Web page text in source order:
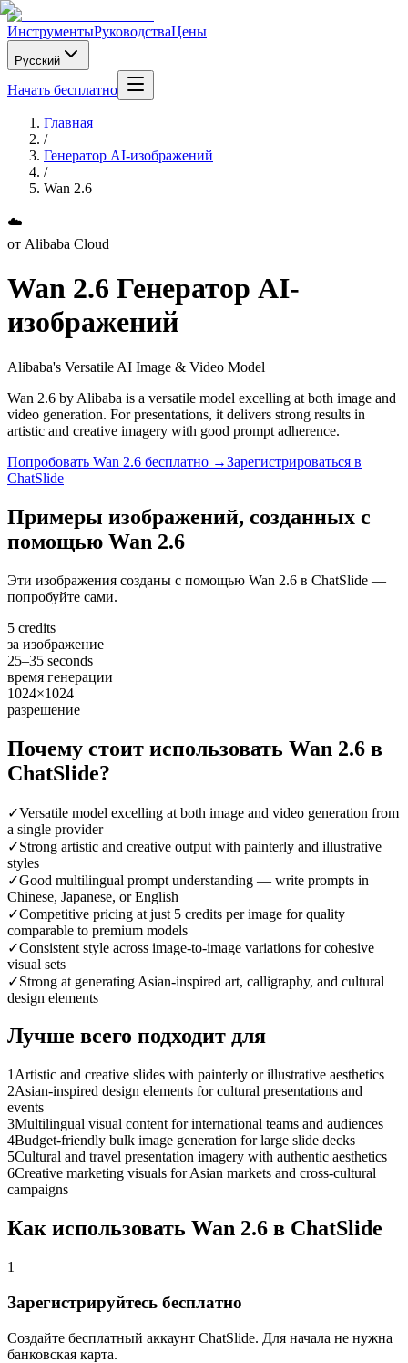
ИнструментыРуководстваЦены
Русский
Начать бесплатно
Главная
/
Генератор AI-изображений
/
Wan 2.6
☁️
от Alibaba Cloud
Wan 2.6 Генератор AI-
изображений
Alibaba's Versatile AI Image & Video Model
Wan 2.6 by Alibaba is a versatile model excelling at both image and
video generation. For presentations, it delivers strong results in
artistic and creative imagery with good prompt adherence.
Попробовать Wan 2.6 бесплатно →Зарегистрироваться в
ChatSlide
Примеры изображений, созданных с
помощью Wan 2.6
Эти изображения созданы с помощью Wan 2.6 в ChatSlide —
попробуйте сами.
5 credits
за изображение
25–35 seconds
время генерации
1024×1024
разрешение
Почему стоит использовать Wan 2.6 в
ChatSlide?
✓Versatile model excelling at both image and video generation from
a single provider
✓Strong artistic and creative output with painterly and illustrative
styles
✓Good multilingual prompt understanding — write prompts in
Chinese, Japanese, or English
✓Competitive pricing at just 5 credits per image for quality
comparable to premium models
✓Consistent style across image-to-image variations for cohesive
visual sets
✓Strong at generating Asian-inspired art, calligraphy, and cultural
design elements
Лучше всего подходит для
1 Artistic and creative slides with painterly or illustrative aesthetics
2Asian-inspired design elements for cultural presentations and
events
3Multilingual visual content for international teams and audiences
4Budget-friendly bulk image generation for large slide decks
5Cultural and travel presentation imagery with authentic aesthetics
6Creative marketing visuals for Asian markets and cross-cultural
campaigns
Как использовать Wan 2.6 в ChatSlide
1
Зарегистрируйтесь бесплатно
Создайте бесплатный аккаунт ChatSlide. Для начала не нужна
банковская карта.